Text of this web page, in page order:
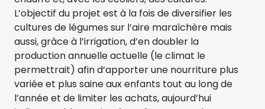
L’objectif du projet est à la fois de diversifier les
cultures de légumes sur l’aire maraîchère mais
aussi, grâce à l’irrigation, d’en doubler la
production annuelle actuelle (le climat le
permettrait) afin d’apporter une nourriture plus
variée et plus saine aux enfants tout au long de
l’année et de limiter les achats, aujourd’hui